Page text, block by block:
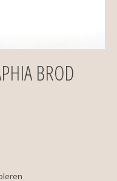
BROD